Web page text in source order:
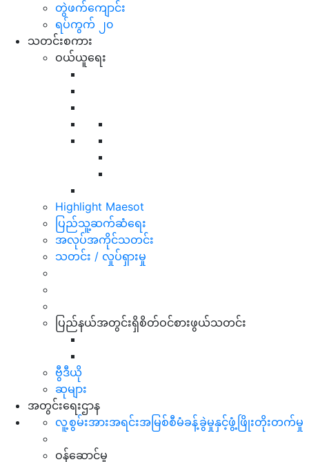
တွဲဖက်ကျောင်း
ရပ်ကွက် ၂၀
သတင်းစကား
ဝယ်ယူရေး
Highlight Maesot
ပြည်သူ့ဆက်ဆံရေး
အလုပ်အကိုင်သတင်း
သတင်း / လှုပ်ရှားမှု
ပြည်နယ်အတွင်းရှိစိတ်ဝင်စားဖွယ်သတင်း
ဗွီဒီယို
ဆုများ
အတွင်းရေးဌာန
လူ့စွမ်းအားအရင်းအမြစ်စီမံခန့်ခွဲမှုနှင့်ဖွံ့ဖြိုးတိုးတက်မှု
ဝန်ဆောင်မှု